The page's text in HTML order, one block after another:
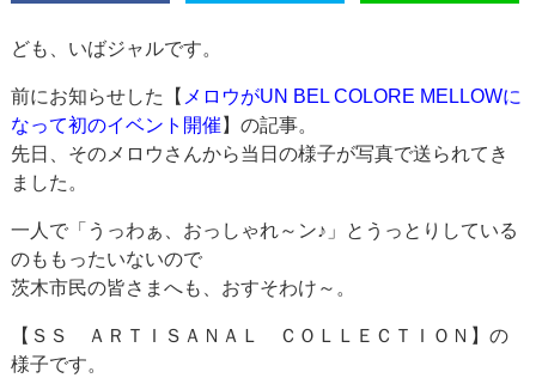
ども、いばジャルです。
前にお知らせした【 メロウがUN BEL COLORE MELLOWに
なって初のイベント開催 】の記事。
先日、そのメロウさんから当日の様子が写真で送られてき
ました。
一人で「うっわぁ、おっしゃれ～ン♪」とうっとりしている
のももったいないので
茨木市民の皆さまへも、おすそわけ～。
【ＳＳ ＡＲＴＩＳＡＮＡＬ ＣＯＬＬＥＣＴＩＯＮ】の
様子です。